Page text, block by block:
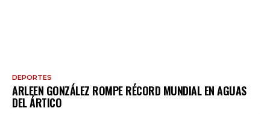
DEPORTES
ARLEEN GONZÁLEZ ROMPE RÉCORD MUNDIAL EN AGUAS
DEL ÁRTICO